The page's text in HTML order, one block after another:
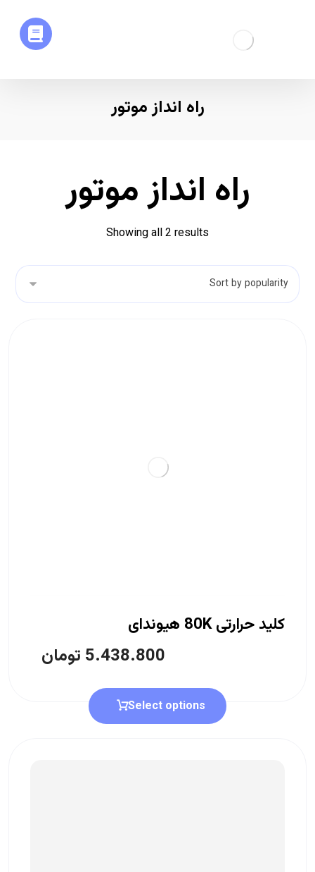
راه انداز موتور
راه انداز موتور
Showing all 2 results
کلید حرارتی 80K هیوندای
5.438.800 تومان
Select options